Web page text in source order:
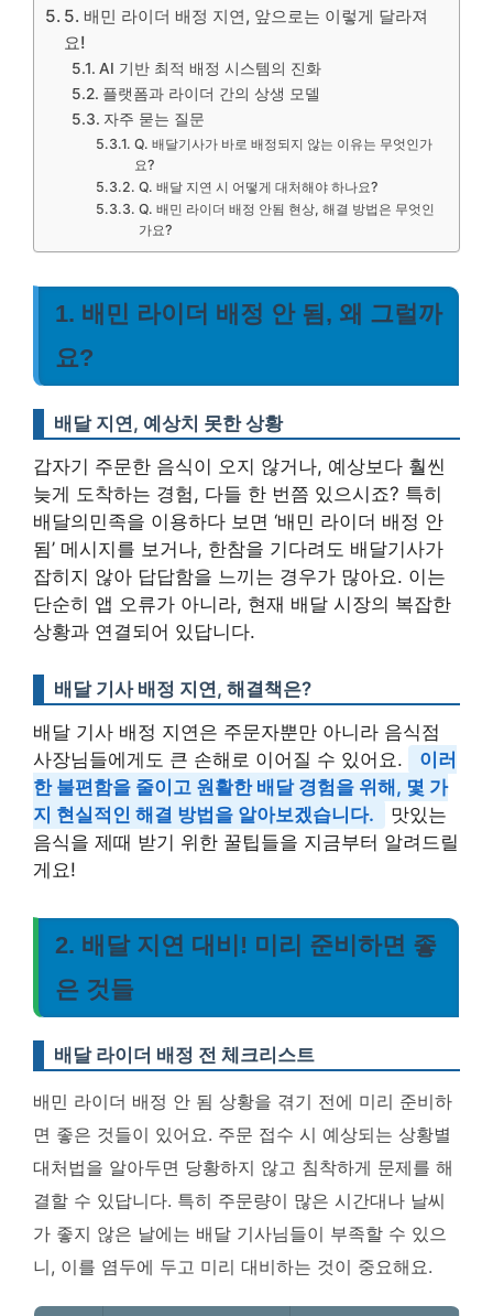
5. 배민 라이더 배정 지연, 앞으로는 이렇게 달라져
요!
AI 기반 최적 배정 시스템의 진화
플랫폼과 라이더 간의 상생 모델
자주 묻는 질문
Q. 배달기사가 바로 배정되지 않는 이유는 무엇인가
요?
Q. 배달 지연 시 어떻게 대처해야 하나요?
Q. 배민 라이더 배정 안됨 현상, 해결 방법은 무엇인
가요?
1. 배민 라이더 배정 안 됨, 왜 그럴까
요?
배달 지연, 예상치 못한 상황
갑자기 주문한 음식이 오지 않거나, 예상보다 훨씬
늦게 도착하는 경험, 다들 한 번쯤 있으시죠? 특히
배달의민족을 이용하다 보면 ‘배민 라이더 배정 안
됨’ 메시지를 보거나, 한참을 기다려도 배달기사가
잡히지 않아 답답함을 느끼는 경우가 많아요. 이는
단순히 앱 오류가 아니라, 현재 배달 시장의 복잡한
상황과 연결되어 있답니다.
배달 기사 배정 지연, 해결책은?
배달 기사 배정 지연은 주문자뿐만 아니라 음식점
사장님들에게도 큰 손해로 이어질 수 있어요.
이러
한 불편함을 줄이고 원활한 배달 경험을 위해, 몇 가
지 현실적인 해결 방법을 알아보겠습니다.
맛있는
음식을 제때 받기 위한 꿀팁들을 지금부터 알려드릴
게요!
2. 배달 지연 대비! 미리 준비하면 좋
은 것들
배달 라이더 배정 전 체크리스트
배민 라이더 배정 안 됨 상황을 겪기 전에 미리 준비하
면 좋은 것들이 있어요. 주문 접수 시 예상되는 상황별
대처법을 알아두면 당황하지 않고 침착하게 문제를 해
결할 수 있답니다. 특히 주문량이 많은 시간대나 날씨
가 좋지 않은 날에는 배달 기사님들이 부족할 수 있으
니, 이를 염두에 두고 미리 대비하는 것이 중요해요.